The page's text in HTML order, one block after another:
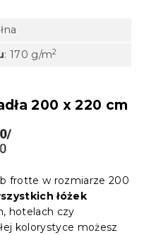
: 170 g/m2
200 x 220 cm
frotte w rozmiarze 200
łóżek
hotelach czy
kolorystyce możesz